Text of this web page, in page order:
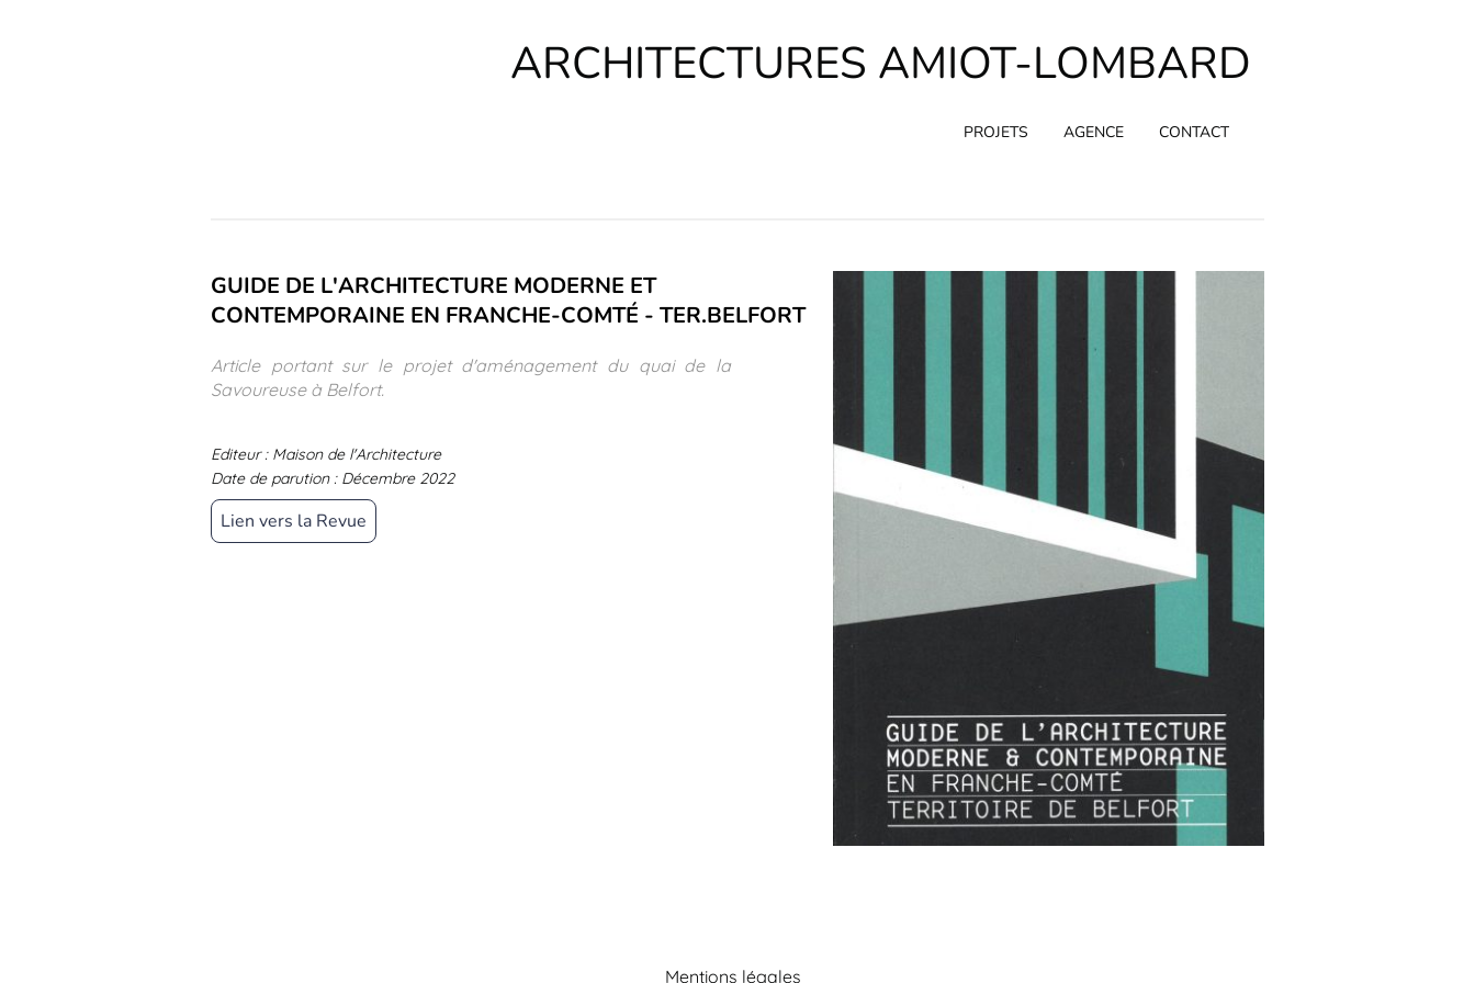
ARCHITECTURES AMIOT-LOMBARD
PROJETS AGENCE CONTACT
Article portant sur le projet d'aménagement du quai de la
Savoureuse à Belfort.
GUIDE DE L'ARCHITECTURE MODERNE ET
CONTEMPORAINE EN FRANCHE-COMTÉ - TER.BELFORT
Editeur : Maison de l'Architecture
Date de parution : Décembre 2022
Lien vers la Revue
Mentions légales